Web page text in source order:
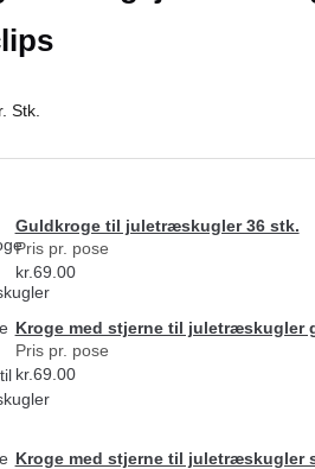
Stk.
Guldkroge til juletræskugler 36 stk.
Pris pr. pose
kr.69.00
Kroge med stjerne til juletræskugler
Pris pr. pose
kr.69.00
Kroge med stjerne til juletræskugler